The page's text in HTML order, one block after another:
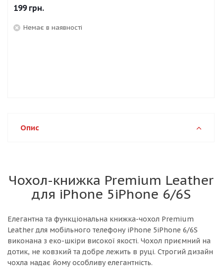
199грн.
Немає в наявності
Опис
Чохол-книжка Premium Leather
для iPhone 5iPhone 6/6S
Елегантна та функціональна книжка-чохол Premium
Leather для мобільного телефону iPhone 5iPhone 6/6S
виконана з еко-шкіри високої якості. Чохол приємний на
дотик, не ковзкий та добре лежить в руці. Строгий дизайн
чохла надає йому особливу елегантність.